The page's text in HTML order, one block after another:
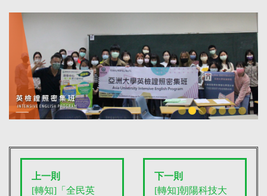
上一則
[轉知]「全民英
下一則
[轉知]朝陽科技大